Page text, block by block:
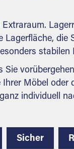
stabilen
Möbel oder
individuell
Sicher